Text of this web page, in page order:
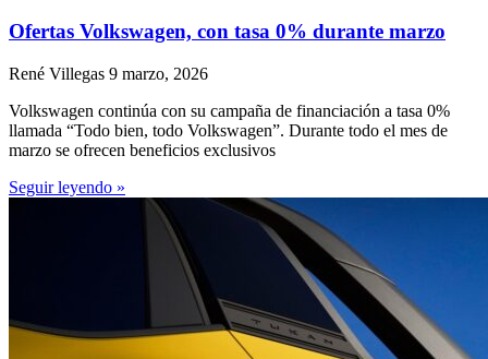
Ofertas Volkswagen, con tasa 0% durante marzo
René Villegas 9 marzo, 2026
Volkswagen continúa con su campaña de financiación a tasa 0%
llamada “Todo bien, todo Volkswagen”. Durante todo el mes de
marzo se ofrecen beneficios exclusivos
Seguir leyendo »